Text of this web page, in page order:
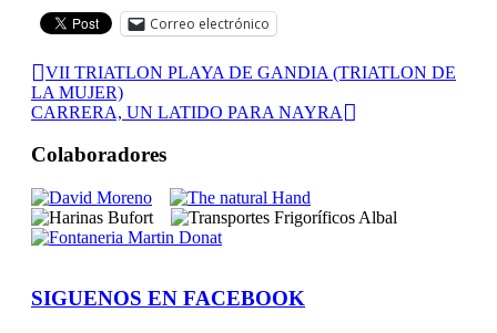
Correo electrónico
VII TRIATLON PLAYA DE GANDIA (TRIATLON DE
LA MUJER)
CARRERA, UN LATIDO PARA NAYRA
Colaboradores
SIGUENOS EN FACEBOOK